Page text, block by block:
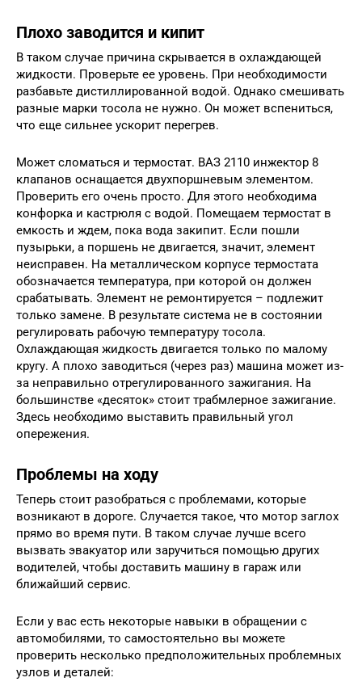
Плохо заводится и кипит
В таком случае причина скрывается в охлаждающей
жидкости. Проверьте ее уровень. При необходимости
разбавьте дистиллированной водой. Однако смешивать
разные марки тосола не нужно. Он может вспениться,
что еще сильнее ускорит перегрев.
Может сломаться и термостат. ВАЗ 2110 инжектор 8
клапанов оснащается двухпоршневым элементом.
Проверить его очень просто. Для этого необходима
конфорка и кастрюля с водой. Помещаем термостат в
емкость и ждем, пока вода закипит. Если пошли
пузырьки, а поршень не двигается, значит, элемент
неисправен. На металлическом корпусе термостата
обозначается температура, при которой он должен
срабатывать. Элемент не ремонтируется – подлежит
только замене. В результате система не в состоянии
регулировать рабочую температуру тосола.
Охлаждающая жидкость двигается только по малому
кругу. А плохо заводиться (через раз) машина может из-
за неправильно отрегулированного зажигания. На
большинстве «десяток» стоит трабмлерное зажигание.
Здесь необходимо выставить правильный угол
опережения.
Проблемы на ходу
Теперь стоит разобраться с проблемами, которые
возникают в дороге. Случается такое, что мотор заглох
прямо во время пути. В таком случае лучше всего
вызвать эвакуатор или заручиться помощью других
водителей, чтобы доставить машину в гараж или
ближайший сервис.
Если у вас есть некоторые навыки в обращении с
автомобилями, то самостоятельно вы можете
проверить несколько предположительных проблемных
узлов и деталей: